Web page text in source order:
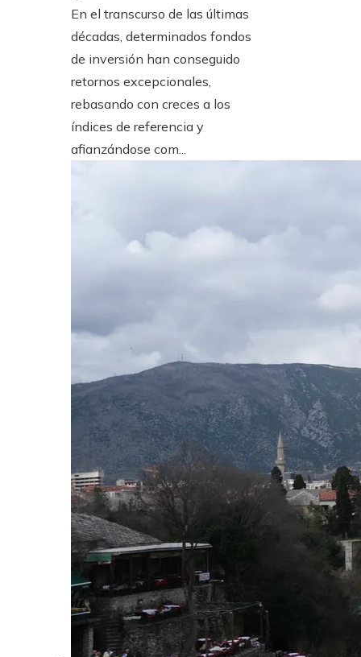
En el transcurso de las últimas
décadas, determinados fondos
de inversión han conseguido
retornos excepcionales,
rebasando con creces a los
índices de referencia y
afianzándose com...